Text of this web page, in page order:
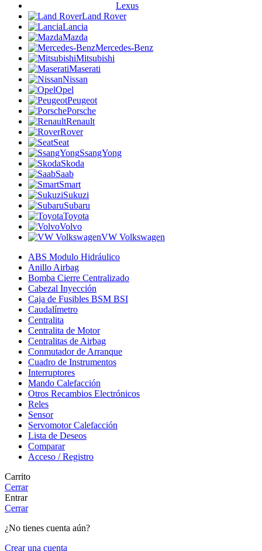
Lexus
Land Rover
Lancia
Mazda
Mercedes-Benz
Mitsubishi
Maserati
Nissan
Opel
Peugeot
Porsche
Renault
Rover
Seat
SsangYong
Skoda
Saab
Smart
Sukuzi
Subaru
Toyota
Volvo
VW Volkswagen
ABS Modulo Hidráulico
Anillo Airbag
Bomba Cierre Centralizado
Cabezal Inyección
Caja de Fusibles BSM BSI
Caudalímetro
Centralita
Centralita de Motor
Centralitas de Airbag
Conmutador de Arranque
Cuadro de Instrumentos
Interruptores
Mando Calefacción
Otros Recambios Electrónicos
Reles
Sensor
Servomotor Calefacción
Lista de Deseos
Comparar
Acceso / Registro
Carrito
Cerrar
Entrar
Cerrar
¿No tienes cuenta aún?
Crear una cuenta